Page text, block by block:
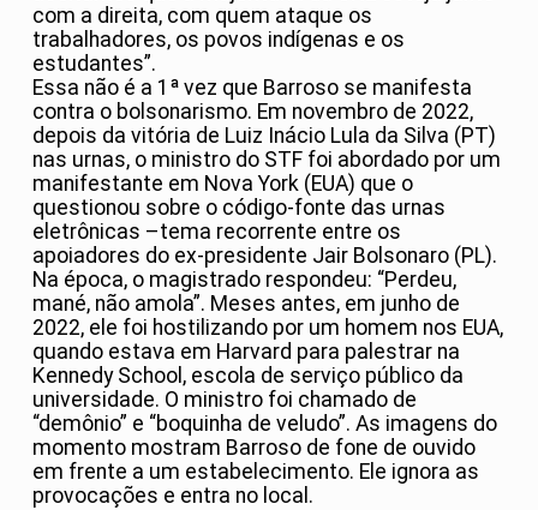
com a direita, com quem ataque os
trabalhadores, os povos indígenas e os
estudantes”.
Essa não é a 1ª vez que Barroso se manifesta
contra o bolsonarismo. Em novembro de 2022,
depois da vitória de Luiz Inácio Lula da Silva (PT)
nas urnas, o ministro do STF foi abordado por um
manifestante em Nova York (EUA) que o
questionou sobre o código-fonte das urnas
eletrônicas –tema recorrente entre os
apoiadores do ex-presidente Jair Bolsonaro (PL).
Na época, o magistrado respondeu: “Perdeu,
mané, não amola”. Meses antes, em junho de
2022, ele foi hostilizando por um homem nos EUA,
quando estava em Harvard para palestrar na
Kennedy School, escola de serviço público da
universidade. O ministro foi chamado de
“demônio” e “boquinha de veludo”. As imagens do
momento mostram Barroso de fone de ouvido
em frente a um estabelecimento. Ele ignora as
provocações e entra no local.